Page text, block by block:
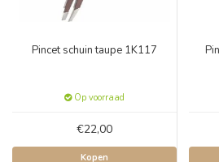
Pincet schuin taupe 1K117
Op voorraad
€22,00
Kopen